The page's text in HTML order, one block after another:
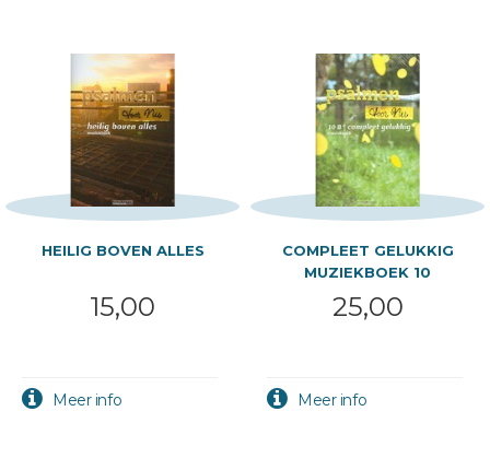
HEILIG BOVEN ALLES
15,00
COMPLEET GELUKKIG
MUZIEKBOEK 10
25,00